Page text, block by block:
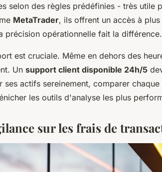
selon des règles prédéfinies - très utile
MetaTrader, ils offrent un accès à plus
précision opérationnelle fait la différence.
est cruciale. Même en dehors des
Un support client disponible 24h/5
actifs sereinement, comparer chaque
les outils d'analyse les plus
sur les frais de